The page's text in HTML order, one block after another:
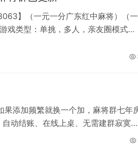
】（一元一分广东红中麻将）（一
戏类型：单挑，多人，亲友圈模式、
元麻将群，闲下来时间，还可以找一
添加频繁就换一个加，麻将群七年
能百分之百赢钱，但我可以保证你的